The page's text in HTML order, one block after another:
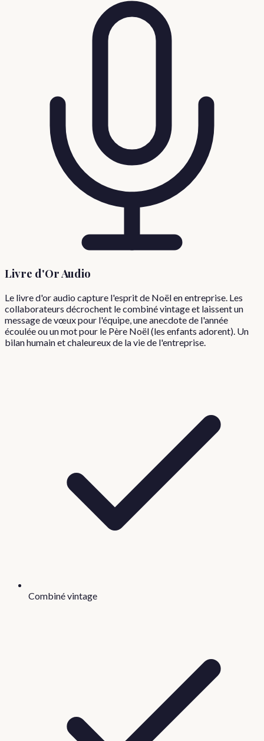
Livre d'Or Audio
Le livre d'or audio capture l'esprit de Noël en entreprise. Les
collaborateurs décrochent le combiné vintage et laissent un
message de vœux pour l'équipe, une anecdote de l'année
écoulée ou un mot pour le Père Noël (les enfants adorent). Un
bilan humain et chaleureux de la vie de l'entreprise.
Combiné vintage